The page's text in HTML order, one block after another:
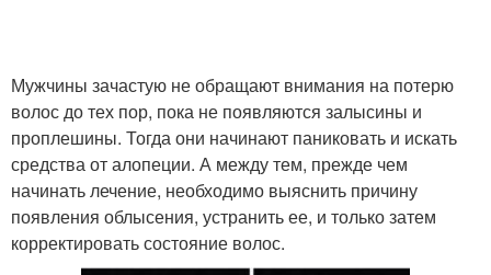
Мужчины зачастую не обращают внимания на потерю
волос до тех пор, пока не появляются залысины и
проплешины. Тогда они начинают паниковать и искать
средства от алопеции. А между тем, прежде чем
начинать лечение, необходимо выяснить причину
появления облысения, устранить ее, и только затем
корректировать состояние волос.